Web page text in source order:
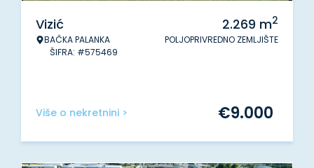
Vizić
BAČKA PALANKA
ŠIFRA: #575469
2.269 m2
POLJOPRIVREDNO ZEMLJIŠTE
Više o nekretnini > €9.000